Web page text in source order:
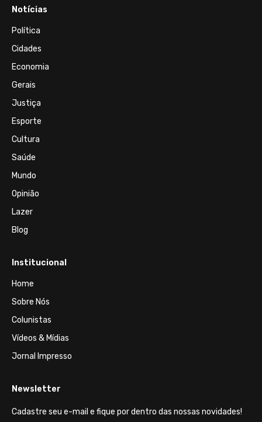
Notícias
Política
Cidades
Economia
Gerais
Justiça
Esporte
Cultura
Saúde
Mundo
Opinião
Lazer
Blog
Institucional
Home
Sobre Nós
Colunistas
Vídeos & Mídias
Jornal Impresso
Newsletter
Cadastre seu e-mail e fique por dentro das nossas novidades!